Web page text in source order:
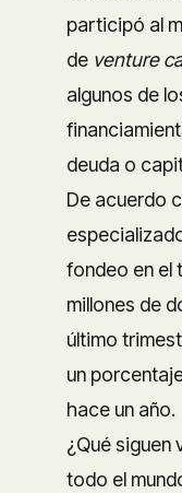
participó al
de venture
algunos de
deuda o
De acuerdo
fondeo en el
millones de
último
un
hace un año.
¿Qué siguen
todo el